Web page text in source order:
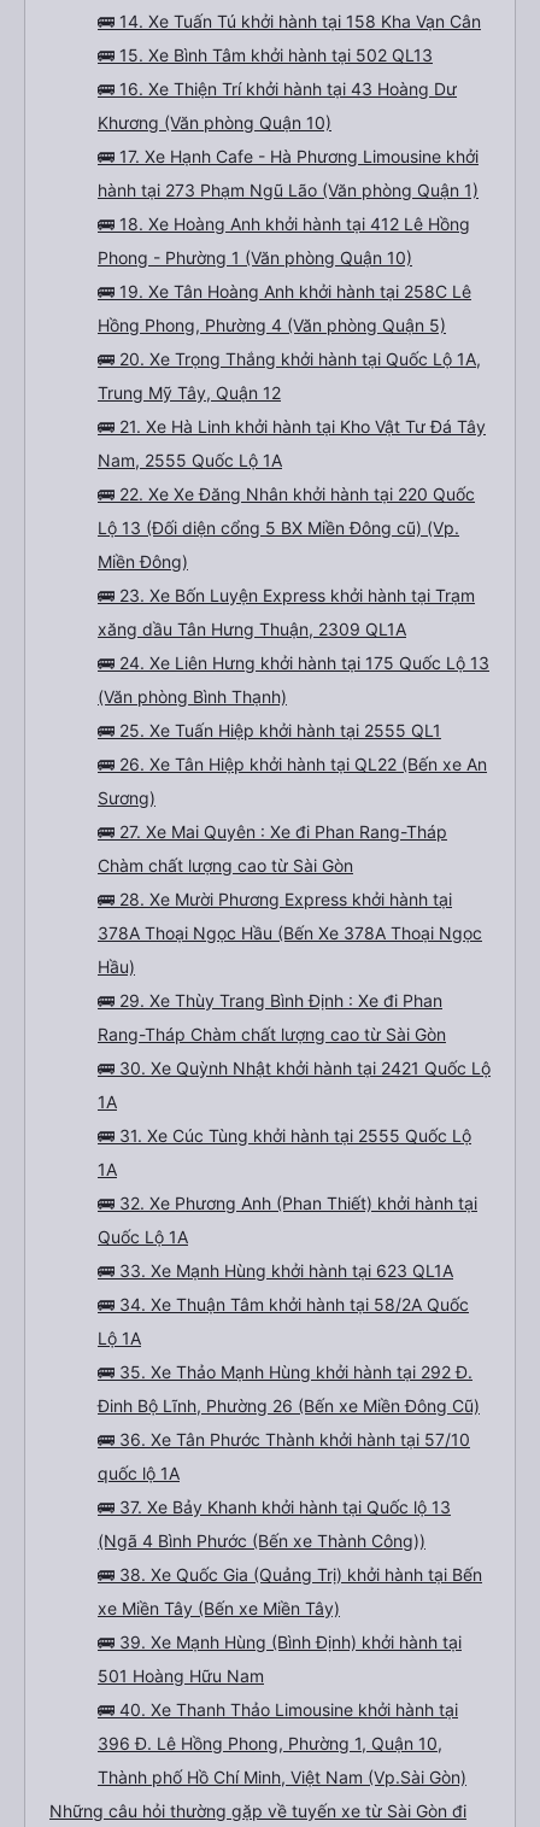
🚌 14. Xe Tuấn Tú khởi hành tại 158 Kha Vạn Cân
🚌 15. Xe Bình Tâm khởi hành tại 502 QL13
🚌 16. Xe Thiện Trí khởi hành tại 43 Hoàng Dư
Khương (Văn phòng Quận 10)
🚌 17. Xe Hạnh Cafe - Hà Phương Limousine khởi
hành tại 273 Phạm Ngũ Lão (Văn phòng Quận 1)
🚌 18. Xe Hoàng Anh khởi hành tại 412 Lê Hồng
Phong - Phường 1 (Văn phòng Quận 10)
🚌 19. Xe Tân Hoàng Anh khởi hành tại 258C Lê
Hồng Phong, Phường 4 (Văn phòng Quận 5)
🚌 20. Xe Trọng Thắng khởi hành tại Quốc Lộ 1A,
Trung Mỹ Tây, Quận 12
🚌 21. Xe Hà Linh khởi hành tại Kho Vật Tư Đá Tây
Nam, 2555 Quốc Lộ 1A
🚌 22. Xe Xe Đăng Nhân khởi hành tại 220 Quốc
Lộ 13 (Đối diện cổng 5 BX Miền Đông cũ) (Vp.
Miền Đông)
🚌 23. Xe Bốn Luyện Express khởi hành tại Trạm
xăng dầu Tân Hưng Thuận, 2309 QL1A
🚌 24. Xe Liên Hưng khởi hành tại 175 Quốc Lộ 13
(Văn phòng Bình Thạnh)
🚌 25. Xe Tuấn Hiệp khởi hành tại 2555 QL1
🚌 26. Xe Tân Hiệp khởi hành tại QL22 (Bến xe An
Sương)
🚌 27. Xe Mai Quyên : Xe đi Phan Rang-Tháp
Chàm chất lượng cao từ Sài Gòn
🚌 28. Xe Mười Phương Express khởi hành tại
378A Thoại Ngọc Hầu (Bến Xe 378A Thoại Ngọc
Hầu)
🚌 29. Xe Thùy Trang Bình Định : Xe đi Phan
Rang-Tháp Chàm chất lượng cao từ Sài Gòn
🚌 30. Xe Quỳnh Nhật khởi hành tại 2421 Quốc Lộ
1A
🚌 31. Xe Cúc Tùng khởi hành tại 2555 Quốc Lộ
1A
🚌 32. Xe Phương Anh (Phan Thiết) khởi hành tại
Quốc Lộ 1A
🚌 33. Xe Mạnh Hùng khởi hành tại 623 QL1A
🚌 34. Xe Thuận Tâm khởi hành tại 58/2A Quốc
Lộ 1A
🚌 35. Xe Thảo Mạnh Hùng khởi hành tại 292 Đ.
Đinh Bộ Lĩnh, Phường 26 (Bến xe Miền Đông Cũ)
🚌 36. Xe Tân Phước Thành khởi hành tại 57/10
quốc lộ 1A
🚌 37. Xe Bảy Khanh khởi hành tại Quốc lộ 13
(Ngã 4 Bình Phước (Bến xe Thành Công))
🚌 38. Xe Quốc Gia (Quảng Trị) khởi hành tại Bến
xe Miền Tây (Bến xe Miền Tây)
🚌 39. Xe Mạnh Hùng (Bình Định) khởi hành tại
501 Hoàng Hữu Nam
🚌 40. Xe Thanh Thảo Limousine khởi hành tại
396 Đ. Lê Hồng Phong, Phường 1, Quận 10,
Thành phố Hồ Chí Minh, Việt Nam (Vp.Sài Gòn)
Những câu hỏi thường gặp về tuyến xe từ Sài Gòn đi